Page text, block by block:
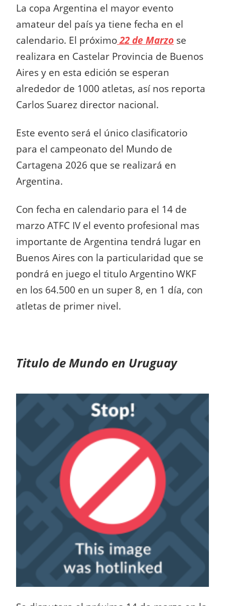
La copa Argentina el mayor evento
amateur del país ya tiene fecha en el
calendario. El próximo22 de Marzo se
realizara en Castelar Provincia de Buenos
Aires y en esta edición se esperan
alrededor de 1000 atletas, así nos reporta
Carlos Suarez director nacional.
Este evento será el único clasificatorio
para el campeonato del Mundo de
Cartagena 2026 que se realizará en
Argentina.
Con fecha en calendario para el 14 de
marzo ATFC IV el evento profesional mas
importante de Argentina tendrá lugar en
Buenos Aires con la particularidad que se
pondrá en juego el titulo Argentino WKF
en los 64.500 en un super 8, en 1 día, con
atletas de primer nivel.
Titulo de Mundo en Uruguay